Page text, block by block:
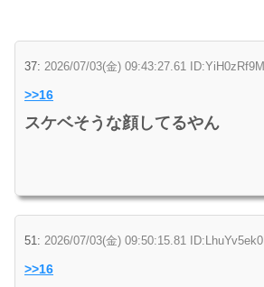
37: 2026/07/03(金) 09:43:27.61 ID:YiH0zRf9M
>>16
スケベそうな顔してるやん
51: 2026/07/03(金) 09:50:15.81 ID:LhuYv5ek0
>>16